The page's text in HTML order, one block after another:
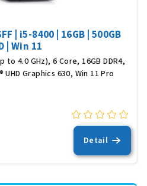
| i5-8400 | 16GB | 500GB
| Win 11
to 4.0 GHz), 6 Core, 16GB DDR4,
UHD Graphics 630, Win 11 Pro
Detail